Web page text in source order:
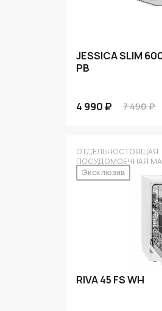
JESSICA SLIM
PB
4 990 ₽ 7 490 ₽
ОТДЕЛЬНОСТОЯЩАЯ
ПОСУДОМОЕЧНАЯ
Эксклюзив
RIVA 45 FS WH